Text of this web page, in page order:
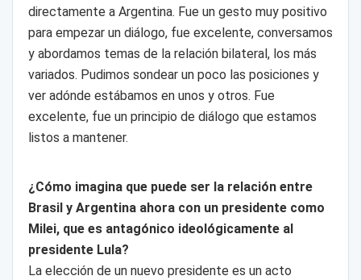
directamente a Argentina. Fue un gesto muy positivo
para empezar un diálogo, fue excelente, conversamos
y abordamos temas de la relación bilateral, los más
variados. Pudimos sondear un poco las posiciones y
ver adónde estábamos en unos y otros. Fue
excelente, fue un principio de diálogo que estamos
listos a mantener.
¿Cómo imagina que puede ser la relación entre
Brasil y Argentina ahora con un presidente como
Milei, que es antagónico ideológicamente al
presidente Lula?
La elección de un nuevo presidente es un acto